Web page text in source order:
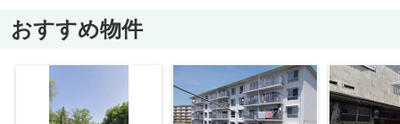
おすすめ物件